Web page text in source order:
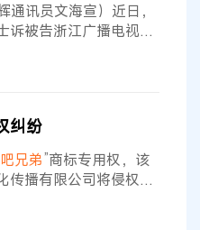
讯员文海宣）近日，
诉被告浙江广播电视集
京微梦创科网络有限
犯著作权纠纷一案。
24日，其在个人微博
发现浙江广电经营的
吧兄弟
纠纷
兄弟”商标专用权，该
传播有限公司将侵权游
台提供者均诉至法
案。 原告诉称，其申